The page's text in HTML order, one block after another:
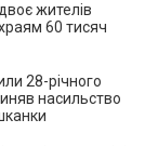
жителів
60 тисяч
28-річного
насильство